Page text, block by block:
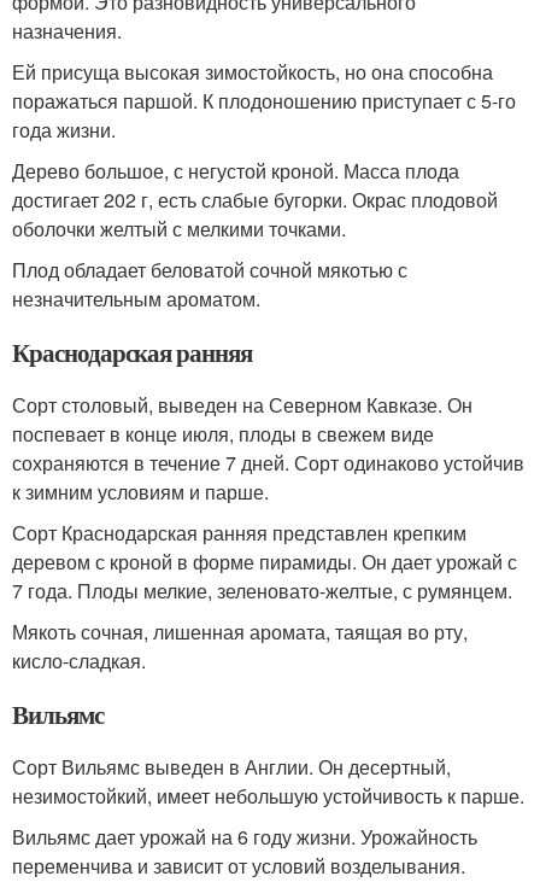
назначения.
Ей присуща высокая зимостойкость, но она способна
поражаться паршой. К плодоношению приступает с 5-го
года жизни.
Дерево большое, с негустой кроной. Масса плода
достигает 202 г, есть слабые бугорки. Окрас плодовой
оболочки желтый с мелкими точками.
Плод обладает беловатой сочной мякотью с
незначительным ароматом.
Краснодарская ранняя
Сорт столовый, выведен на Северном Кавказе. Он
поспевает в конце июля, плоды в свежем виде
сохраняются в течение 7 дней. Сорт одинаково устойчив
к зимним условиям и парше.
Сорт Краснодарская ранняя представлен крепким
деревом с кроной в форме пирамиды. Он дает урожай с
7 года. Плоды мелкие, зеленовато-желтые, с румянцем.
Мякоть сочная, лишенная аромата, таящая во рту,
кисло-сладкая.
Вильямс
Сорт Вильямс выведен в Англии. Он десертный,
незимостойкий, имеет небольшую устойчивость к парше.
Вильямс дает урожай на 6 году жизни. Урожайность
переменчива и зависит от условий возделывания.